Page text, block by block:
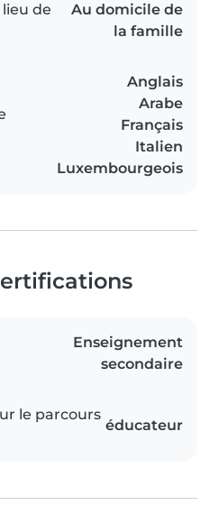
de
Au domicile de
la famille
Anglais
Arabe
Français
Italien
Luxembourgeois
Enseignement
secondaire
le parcours
éducateur